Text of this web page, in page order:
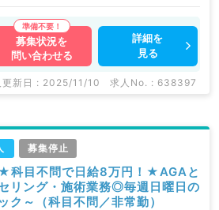
募集状況を
問い合わせる
詳細を
見る
更新日 : 2025/11/10 求人No. : 638397
募集停止
★科目不問で日給8万円！★AGAと
リング・施術業務◎毎週日曜日の
～（科目不問／非常勤）